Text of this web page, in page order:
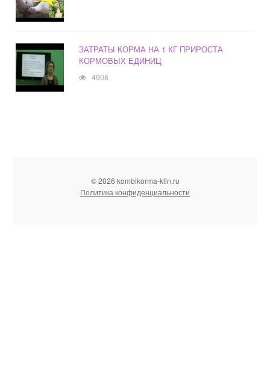
ЗАТРАТЫ КОРМА НА 1 КГ ПРИРОСТА
КОРМОВЫХ ЕДИНИЦ
4908
© 2026 kombikorma-klin.ru
Политика конфиденциальности